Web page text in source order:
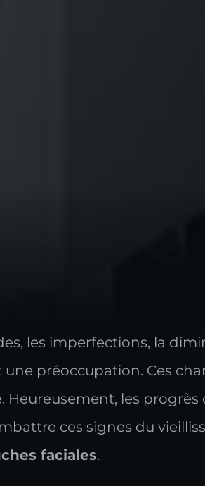
les imperfections, la
préoccupation. Ces
Heureusement, les
ces signes du
faciales.